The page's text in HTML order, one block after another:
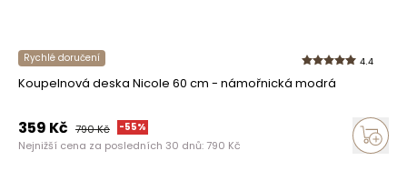
Rychlé doručení 4.4
Koupelnová deska Nicole 60 cm - námořnická modrá
359 Kč 790Kč -55%
Nejnižší cena za posledních 30 dnů: 790 Kč